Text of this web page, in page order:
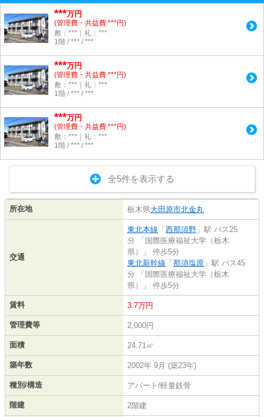
***万円
(管理費・共益費 ***円)
敷：***｜礼：***
1階 / *** / ***
***万円
(管理費・共益費 ***円)
敷：***｜礼：***
1階 / *** / ***
***万円
(管理費・共益費 ***円)
敷：***｜礼：***
1階 / *** / ***
全5件を表示する
所在地 栃木県大田原市北金丸
交通
東北本線 「 西那須野 」駅 バス25
分 「国際医療福祉大学（栃木
県）」 停歩5分
東北新幹線 「 那須塩原 」駅 バス45
分 「国際医療福祉大学（栃木
県）」 停歩5分
賃料 3.7万円
管理費等 2,000円
面積 24.71㎡
築年数 2002年 9月 (築23年)
種別/構造 アパート/軽量鉄骨
階建 2階建